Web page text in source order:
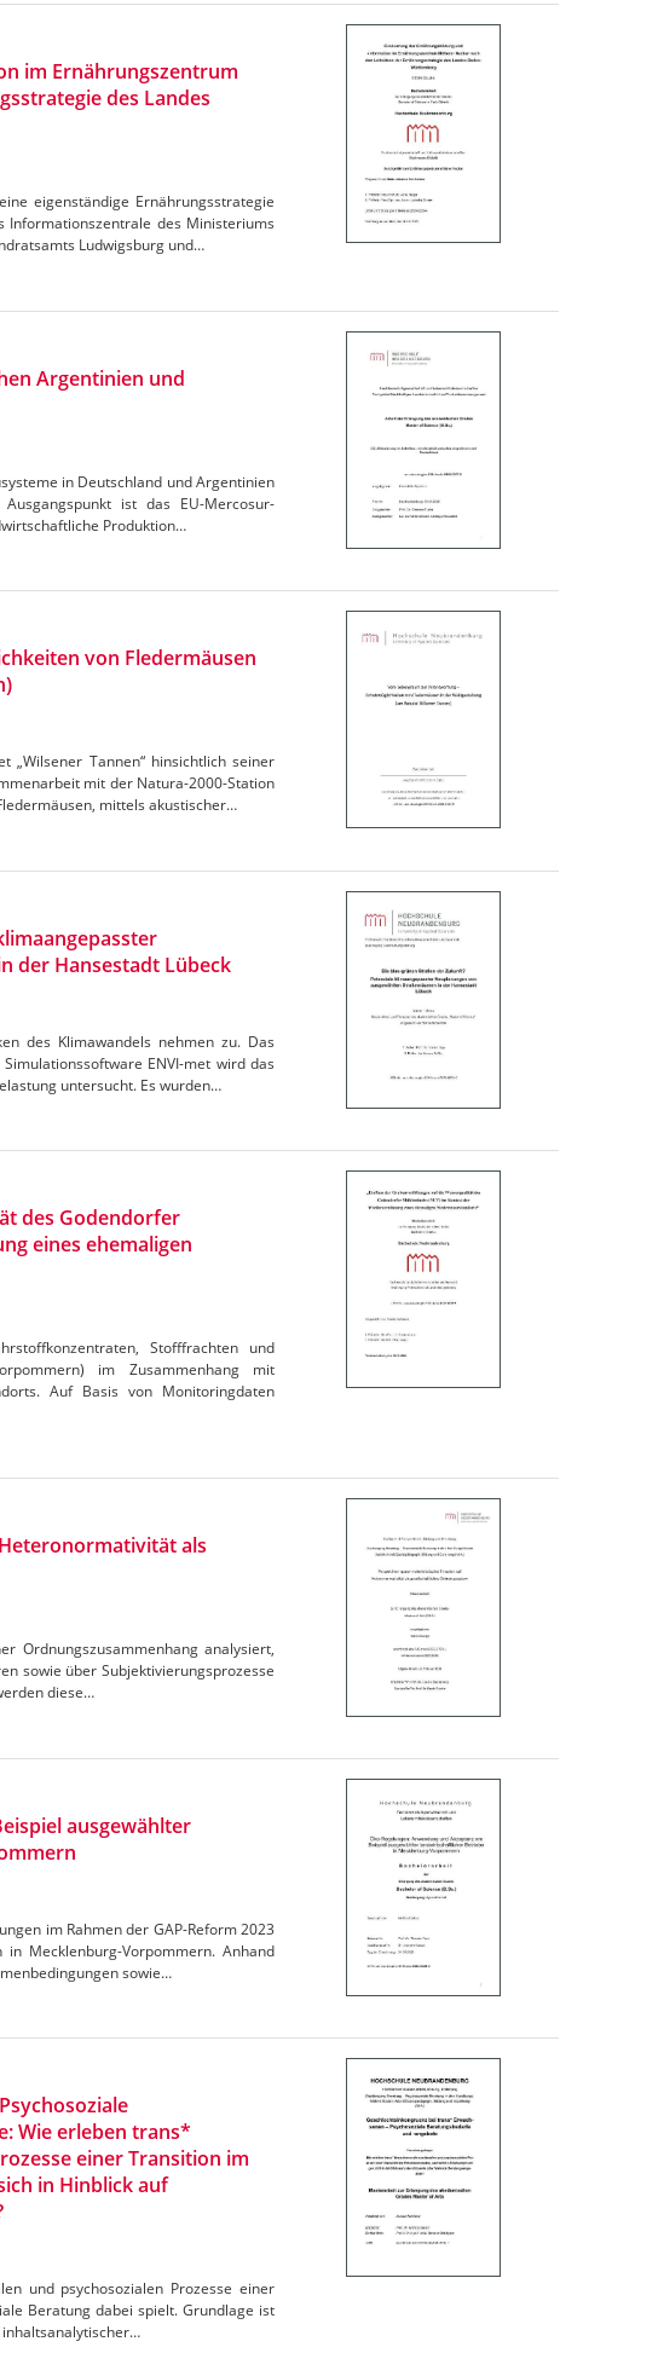
im Ernährungszentrum
des Landes
eigenständige Ernährungsstrategie
des Ministeriums
Ludwigsburg und…
Argentinien und
in Deutschland und Argentinien
ist das EU-Mercosur-
Produktion…
von Fledermäusen
„Wilsener Tannen“ hinsichtlich seiner
mit der Natura-2000-Station
mittels akustischer…
der Hansestadt Lübeck
des Klimawandels nehmen zu. Das
ENVI-met wird das
untersucht. Es wurden…
des Godendorfer
eines ehemaligen
Stofffrachten und
im Zusammenhang mit
Auf Basis von Monitoringdaten
als
Ordnungszusammenhang analysiert,
sowie über Subjektivierungsprozesse
diese…
ausgewählter
im Rahmen der GAP-Reform 2023
Mecklenburg-Vorpommern. Anhand
sowie…
Wie erleben trans*
einer Transition im
in Hinblick auf
und psychosozialen Prozesse einer
Beratung dabei spielt. Grundlage ist